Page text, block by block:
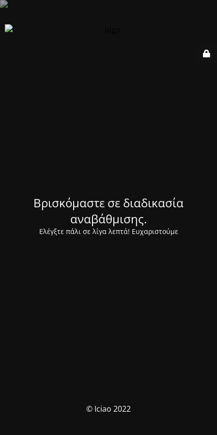
Βρισκόμαστε σε διαδικασία
αναβάθμισης.
Ελέγξτε πάλι σε λίγα λεπτά! Ευχαριστούμε
© Iciao 2022